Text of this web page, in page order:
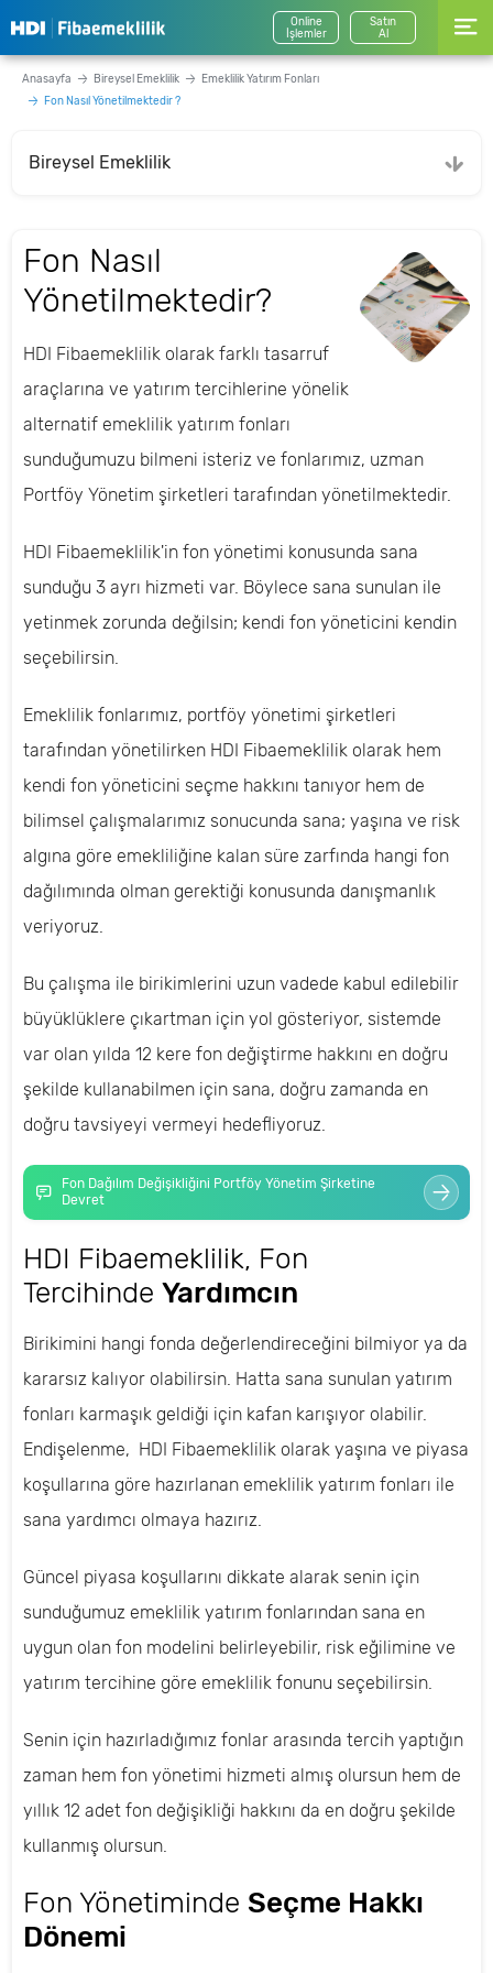
Online
İşlemler
Satın
Al
Anasayfa Bireysel Emeklilik
Emeklilik Yatırım Fonları
Fon Nasıl Yönetilmektedir ?
Bireysel Emeklilik
Fon Nasıl
Yönetilmektedir?
HDI Fibaemeklilik olarak farklı tasarruf
araçlarına ve yatırım tercihlerine yönelik
alternatif emeklilik yatırım fonları
sunduğumuzu bilmeni isteriz ve fonlarımız, uzman
Portföy Yönetim şirketleri tarafından yönetilmektedir.
HDI Fibaemeklilik'in fon yönetimi konusunda sana
sunduğu 3 ayrı hizmeti var. Böylece sana sunulan ile
yetinmek zorunda değilsin; kendi fon yöneticini kendin
seçebilirsin.
Emeklilik fonlarımız, portföy yönetimi şirketleri
tarafından yönetilirken HDI Fibaemeklilik olarak hem
kendi fon yöneticini seçme hakkını tanıyor hem de
bilimsel çalışmalarımız sonucunda sana; yaşına ve risk
algına göre emekliliğine kalan süre zarfında hangi fon
dağılımında olman gerektiği konusunda danışmanlık
veriyoruz.
Bu çalışma ile birikimlerini uzun vadede kabul edilebilir
büyüklüklere çıkartman için yol gösteriyor, sistemde
var olan yılda 12 kere fon değiştirme hakkını en doğru
şekilde kullanabilmen için sana, doğru zamanda en
doğru tavsiyeyi vermeyi hedefliyoruz.
Fon Dağılım Değişikliğini Portföy Yönetim Şirketine
Devret
HDI Fibaemeklilik, Fon
Tercihinde Yardımcın
Birikimini hangi fonda değerlendireceğini bilmiyor ya da
kararsız kalıyor olabilirsin. Hatta sana sunulan yatırım
fonları karmaşık geldiği için kafan karışıyor olabilir.
Endişelenme, HDI Fibaemeklilik olarak yaşına ve piyasa
koşullarına göre hazırlanan emeklilik yatırım fonları ile
sana yardımcı olmaya hazırız.
Güncel piyasa koşullarını dikkate alarak senin için
sunduğumuz emeklilik yatırım fonlarından sana en
uygun olan fon modelini belirleyebilir, risk eğilimine ve
yatırım tercihine göre emeklilik fonunu seçebilirsin.
Senin için hazırladığımız fonlar arasında tercih yaptığın
zaman hem fon yönetimi hizmeti almış olursun hem de
yıllık 12 adet fon değişikliği hakkını da en doğru şekilde
kullanmış olursun.
Fon Yönetiminde Seçme Hakkı
Dönemi